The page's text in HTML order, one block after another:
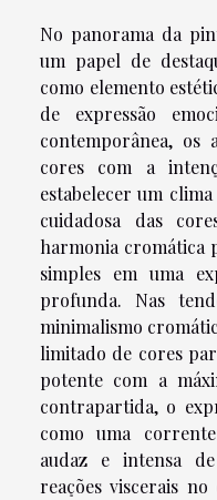
No panorama da
um papel de
como elemento
de expressão
contemporânea, os
cores com a
estabelecer um
cuidadosa das
harmonia cromática
simples em uma
profunda. Nas
minimalismo
limitado de cores
potente com a
contrapartida, o
como uma
audaz e intensa
reações viscerais